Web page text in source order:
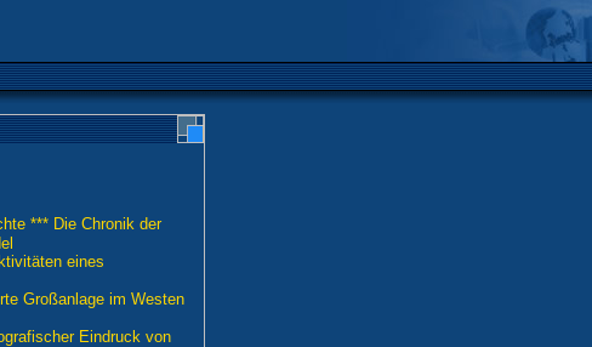
*** Die Chronik der
eines
Großanlage im Westen
Eindruck von